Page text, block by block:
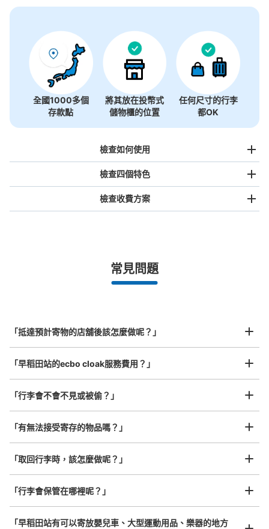
大的:3/ ¥500小的:11/ ¥400
付款方式
現金, ICカード
全國1000多個
存款點
將其放在投幣式
儲物櫃的位置
任何尺寸的行李
都OK
檢查如何使用
事先用手機預約
指定的日期和時間
工作人員拍完行李照片後
檢查四個特色
全國有1,000家以上合作店鋪
我們與許多地點方便的車站內店舖以及24小時營業的店鋪合作。
檢查收費方案
最長邊未滿45cm的行李（小型背包、手提包、手提行李
¥800/日
常見問題
「抵達預計寄物的店舖後該怎麼做呢？」
「早稻田站的ecbo cloak服務費用？」
「行李會不會不見或被偷？」
「有無法接受寄存的物品嗎？」
「取回行李時，該怎麼做呢？」
「行李會保管在哪裡呢？」
「早稻田站有可以寄放嬰兒車、大型運動用品、樂器的地方